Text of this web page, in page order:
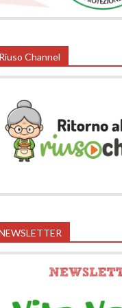
Riuso Channel